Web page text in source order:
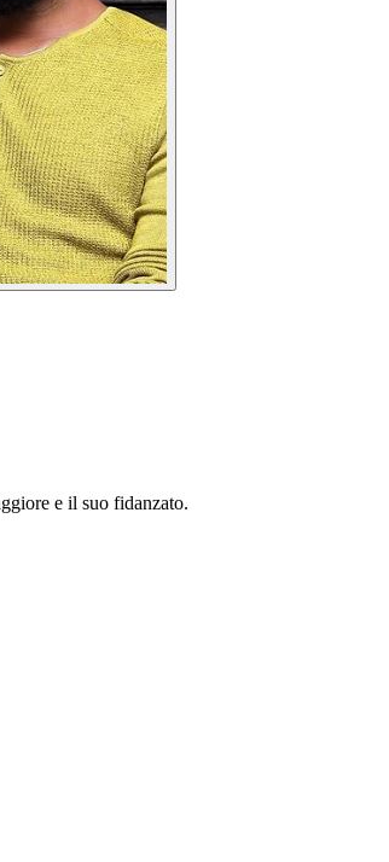
e il suo fidanzato.